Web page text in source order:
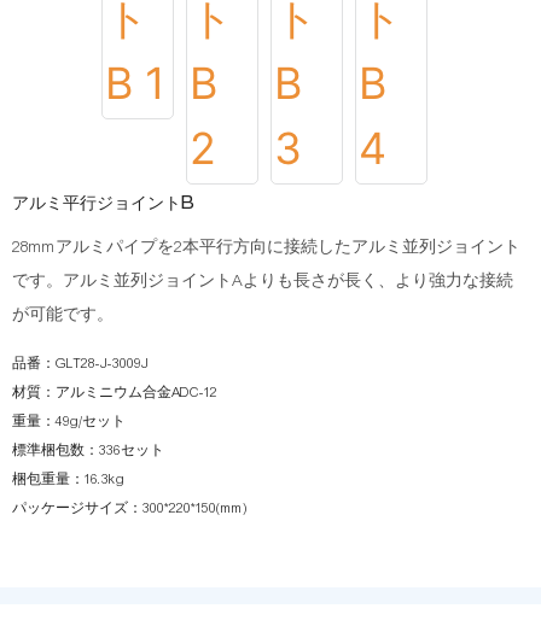
アルミ平行ジョイントB
28mmアルミパイプを2本平行方向に接続したアルミ並列ジョイント
です。アルミ並列ジョイントAよりも長さが長く、より強力な接続
が可能です。
品番：GLT28-J-3009J
材質：アルミニウム合金ADC-12
重量：49g/セット
標準梱包数：336セット
梱包重量：16.3kg
パッケージサイズ：300*220*150(mm)